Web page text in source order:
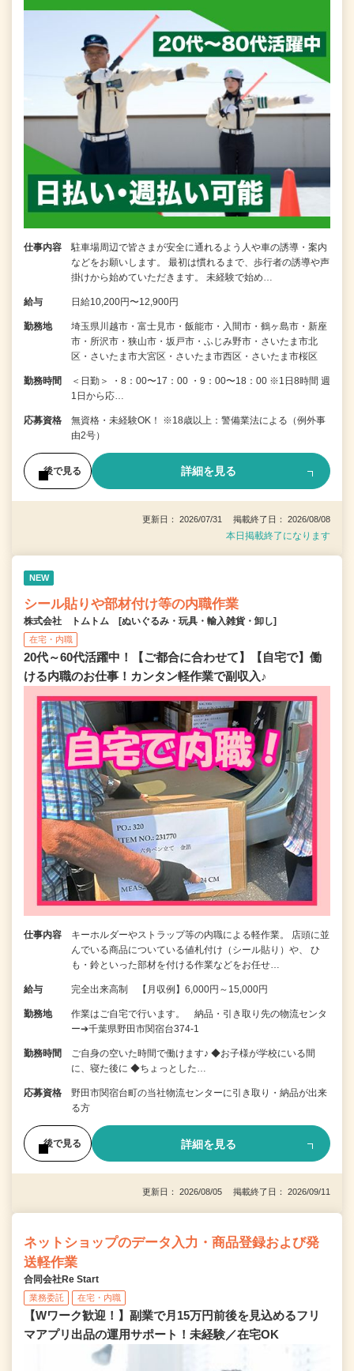
仕事内容
駐車場周辺で皆さまが安全に通れるよう人や車の誘導・案内
などをお願いします。 最初は慣れるまで、歩行者の誘導や声
掛けから始めていただきます。 未経験で始め…
給与 日給10,200円〜12,900円
勤務地
埼玉県川越市・富士見市・飯能市・入間市・鶴ヶ島市・新座
市・所沢市・狭山市・坂戸市・ふじみ野市・さいたま市北
区・さいたま市大宮区・さいたま市西区・さいたま市桜区
勤務時間
＜日勤＞ ・8：00〜17：00 ・9：00〜18：00 ※1日8時間 週
1日から応…
応募資格
無資格・未経験OK！ ※18歳以上：警備業法による（例外事
由2号）
後で見る 詳細を見る
更新日： 2026/07/31 掲載終了日： 2026/08/08
本日掲載終了になります
NEW
シール貼りや部材付け等の内職作業
株式会社 トムトム [ぬいぐるみ・玩具・輸入雑貨・卸し]
在宅・内職
20代～60代活躍中！【ご都合に合わせて】【自宅で】働
ける内職のお仕事！カンタン軽作業で副収入♪
仕事内容
キーホルダーやストラップ等の内職による軽作業。 店頭に並
んでいる商品についている値札付け（シール貼り）や、 ひ
も・鈴といった部材を付ける作業などをお任せ…
給与 完全出来高制 【月収例】6,000円～15,000円
勤務地
作業はご自宅で行います。 納品・引き取り先の物流センタ
ー➔千葉県野田市関宿台374-1
勤務時間
ご自身の空いた時間で働けます♪ ◆お子様が学校にいる間
に、寝た後に ◆ちょっとした…
応募資格
野田市関宿台町の当社物流センターに引き取り・納品が出来
る方
後で見る 詳細を見る
更新日： 2026/08/05 掲載終了日： 2026/09/11
ネットショップのデータ入力・商品登録および発
送軽作業
合同会社Re Start
業務委託 在宅・内職
【Wワーク歓迎！】副業で月15万円前後を見込めるフリ
マアプリ出品の運用サポート！未経験／在宅OK